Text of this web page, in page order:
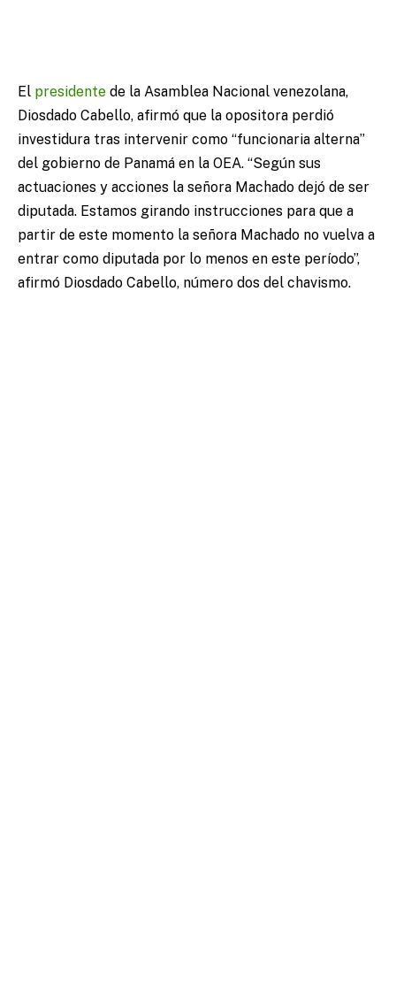
El presidente de la Asamblea Nacional venezolana,
Diosdado Cabello, afirmó que la opositora perdió
investidura tras intervenir como “funcionaria alterna”
del gobierno de Panamá en la OEA. “Según sus
actuaciones y acciones la señora Machado dejó de ser
diputada. Estamos girando instrucciones para que a
partir de este momento la señora Machado no vuelva a
entrar como diputada por lo menos en este período”,
afirmó Diosdado Cabello, número dos del chavismo.